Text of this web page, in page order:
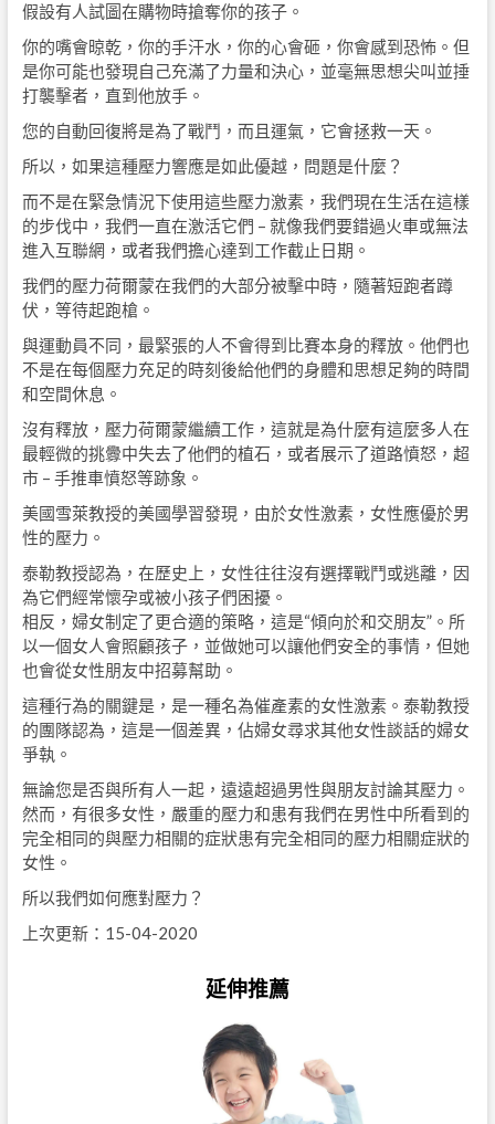
假設有人試圖在購物時搶奪你的孩子。
你的嘴會晾乾，你的手汗水，你的心會砸，你會感到恐怖。但
是你可能也發現自己充滿了力量和決心，並毫無思想尖叫並捶
打襲擊者，直到他放手。
您的自動回復將是為了戰鬥，而且運氣，它會拯救一天。
所以，如果這種壓力響應是如此優越，問題是什麼？
而不是在緊急情況下使用這些壓力激素，我們現在生活在這樣
的步伐中，我們一直在激活它們 – 就像我們要錯過火車或無法
進入互聯網，或者我們擔心達到工作截止日期。
我們的壓力荷爾蒙在我們的大部分被擊中時，隨著短跑者蹲
伏，等待起跑槍。
與運動員不同，最緊張的人不會得到比賽本身的釋放。他們也
不是在每個壓力充足的時刻後給他們的身體和思想足夠的時間
和空間休息。
沒有釋放，壓力荷爾蒙繼續工作，這就是為什麼有這麼多人在
最輕微的挑釁中失去了他們的植石，或者展示了道路憤怒，超
市 – 手推車憤怒等跡象。
美國雪萊教授的美國學習發現，由於女性激素，女性應優於男
性的壓力。
泰勒教授認為，在歷史上，女性往往沒有選擇戰鬥或逃離，因
為它們經常懷孕或被小孩子們困擾。
相反，婦女制定了更合適的策略，這是“傾向於和交朋友”。所
以一個女人會照顧孩子，並做她可以讓他們安全的事情，但她
也會從女性朋友中招募幫助。
這種行為的關鍵是，是一種名為催產素的女性激素。泰勒教授
的團隊認為，這是一個差異，佔婦女尋求其他女性談話的婦女
爭執。
無論您是否與所有人一起，遠遠超過男性與朋友討論其壓力。
然而，有很多女性，嚴重的壓力和患有我們在男性中所看到的
完全相同的與壓力相關的症狀患有完全相同的壓力相關症狀的
女性。
所以我們如何應對壓力？
上次更新：15-04-2020
延伸推薦